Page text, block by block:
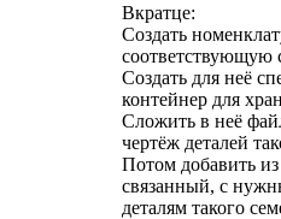
Вкратце:
Создать
соответствующую
Создать для неё
контейнер для
Сложить в неё
чертёж деталей
Потом добавить
связанный, с
деталям такого